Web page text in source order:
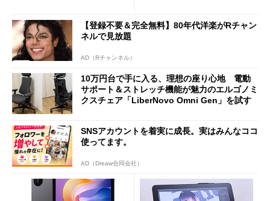
【登録不要＆完全無料】80年代洋楽がRチャン
ネルで見放題
AD（Rチャンネル）
10万円台で手に入る、理想の座り心地 電動
サポート＆ストレッチ機能が魅力のエルゴノミ
クスチェア「LiberNovo Omni Gen」を試す
SNSアカウントを着実に成長。実はみんなココ
使ってます。
AD（Dreaw合同会社）